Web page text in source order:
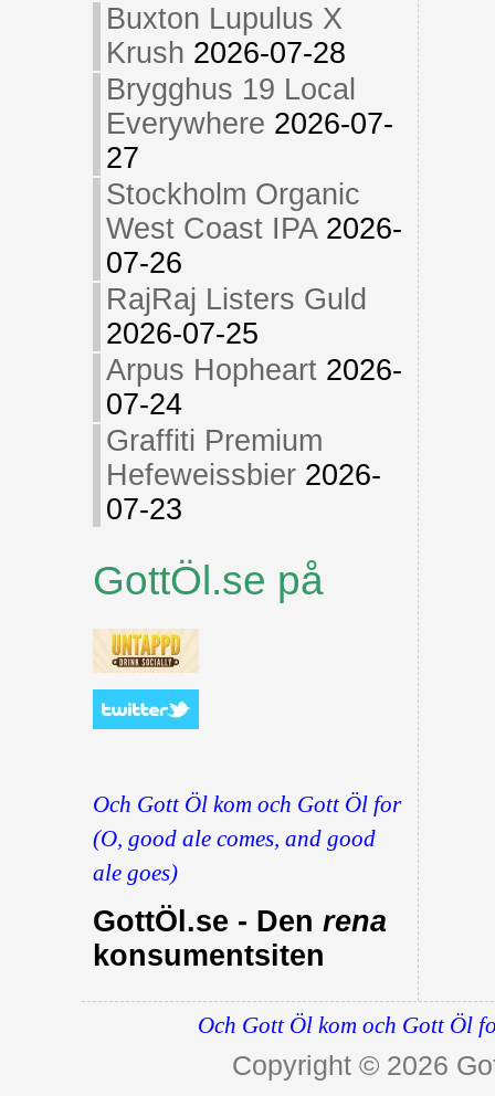
Buxton Lupulus X
Krush 2026-07-28
Brygghus 19 Local
Everywhere 2026-07-
27
Stockholm Organic
West Coast IPA 2026-
07-26
RajRaj Listers Guld
2026-07-25
Arpus Hopheart 2026-
07-24
Graffiti Premium
Hefeweissbier 2026-
07-23
GottÖl.se på
Och Gott Öl kom och Gott Öl for
(O, good ale comes, and good
ale goes)
GottÖl.se - Den rena
konsumentsiten
Och Gott Öl kom och Gott Öl
Copyright © 2026